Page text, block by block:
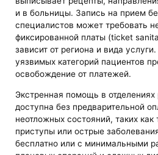
и в больницы. Запись на прием
специалистов может требовать
фиксированной платы (ticket
зависит от региона и вида
уязвимых категорий пациентов
освобождение от платежей.
Экстренная помощь в
доступна без предварительной
неотложных состояний, таких
приступы или острые
бесплатно или с минимальными